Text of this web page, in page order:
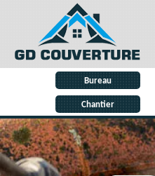
Bureau
Chantier